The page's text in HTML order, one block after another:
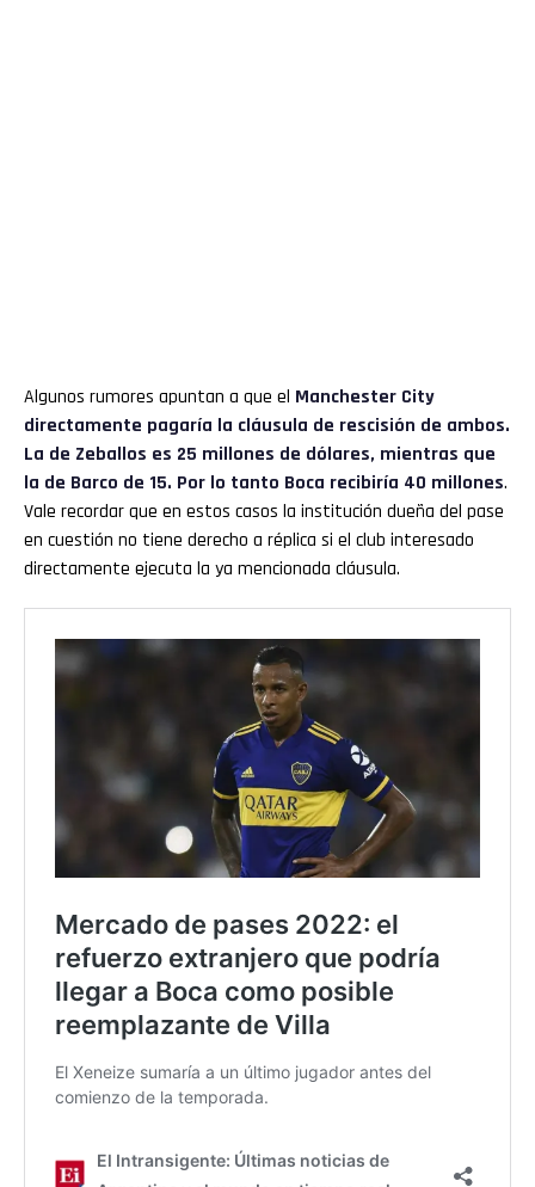
Algunos rumores apuntan a que el Manchester City
directamente pagaría la cláusula de rescisión de ambos.
La de Zeballos es 25 millones de dólares, mientras que
la de Barco de 15. Por lo tanto Boca recibiría 40 millones.
Vale recordar que en estos casos la institución dueña del pase
en cuestión no tiene derecho a réplica si el club interesado
directamente ejecuta la ya mencionada cláusula.